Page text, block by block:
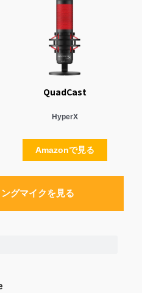
QuadCast
HyperX
Amazonで見る
グマイクを見る